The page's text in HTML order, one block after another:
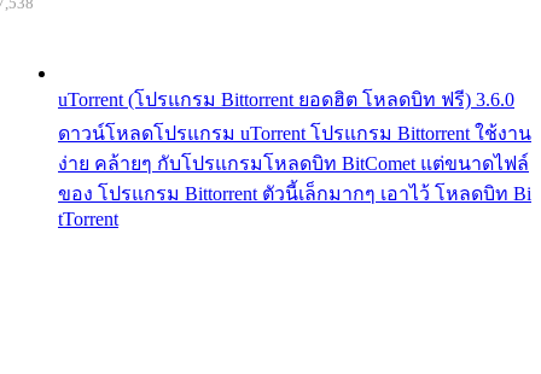
uTorrent (โปรแกรม Bittorrent ยอดฮิต โหลดบิท ฟรี) 3.6.0
ดาวน์โหลดโปรแกรม uTorrent โปรแกรม Bittorrent ใช้งาน
ง่าย คล้ายๆ กับโปรแกรมโหลดบิท BitComet แต่ขนาดไฟล์
ของ โปรแกรม Bittorrent ตัวนี้เล็กมากๆ เอาไว้ โหลดบิท Bi
tTorrent